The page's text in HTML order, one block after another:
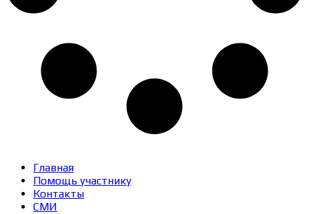
Главная
Помощь участнику
Контакты
СМИ